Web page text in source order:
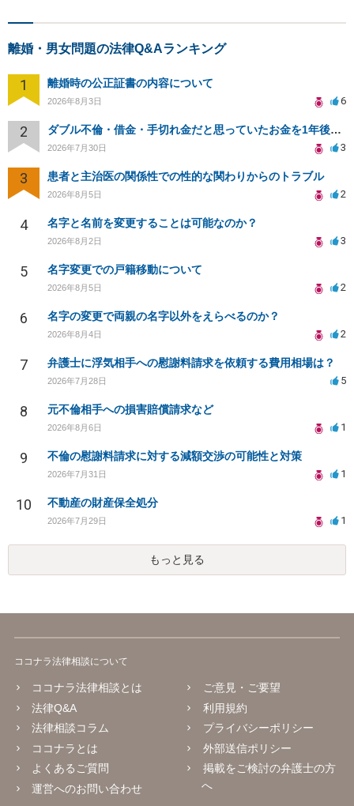
離婚・男女問題の法律Q&Aランキング
1 離婚時の公正証書の内容について
2026年8月3日 6
2 ダブル不倫・借金・手切れ金だと思っていたお金を1年後いまさら脅迫罪として通知書が来てまとめて請求
2026年7月30日 3
3 患者と主治医の関係性での性的な関わりからのトラブル
2026年8月5日 2
4 名字と名前を変更することは可能なのか？
2026年8月2日 3
5 名字変更での戸籍移動について
2026年8月5日 2
6 名字の変更で両親の名字以外をえらべるのか？
2026年8月4日 2
7 弁護士に浮気相手への慰謝料請求を依頼する費用相場は？
2026年7月28日 5
8 元不倫相手への損害賠償請求など
2026年8月6日 1
9 不倫の慰謝料請求に対する減額交渉の可能性と対策
2026年7月31日 1
10 不動産の財産保全処分
2026年7月29日 1
もっと見る
ココナラ法律相談について
ココナラ法律相談とは
法律Q&A
法律相談コラム
ココナラとは
よくあるご質問
運営へのお問い合わせ
ご意見・ご要望
利用規約
プライバシーポリシー
外部送信ポリシー
掲載をご検討の弁護士の方
へ